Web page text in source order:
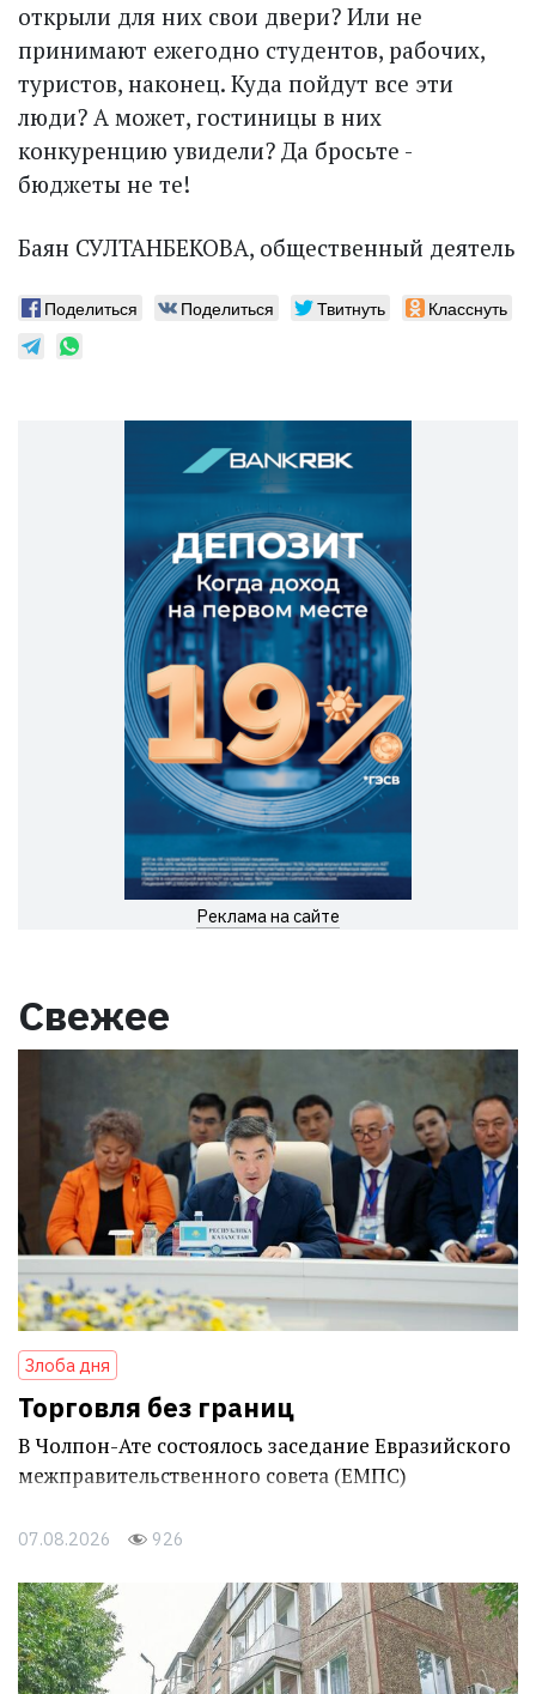
открыли для них свои двери? Или не
принимают ежегодно студентов, рабочих,
турис­тов, наконец. Куда пойдут все эти
люди? А может, гостиницы в них
конкуренцию увидели? Да бросьте -
бюджеты не те!
Баян СУЛТАНБЕКОВА, общественный деятель
Поделиться Поделиться Твитнуть Класснуть
Реклама на сайте
Свежее
Злоба дня
Торговля без границ
В Чолпон-Ате состоялось заседание Евразийского
межправительственного совета (ЕМПС)
07.08.2026 926